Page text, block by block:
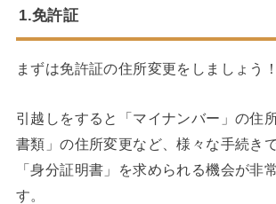
1.免許証
まずは免許証の住所変更をしましょう！
引越しをすると「マイナンバー」の住
書類」の住所変更など、様々な手続き
「身分証明書」を求められる機会が非
す。